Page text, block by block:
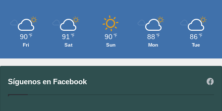
90 ℉
Fri
91 ℉
Sat
90 ℉
Sun
88 ℉
Mon
86 ℉
Tue
Síguenos en Facebook